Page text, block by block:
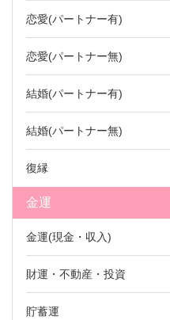
恋愛(パートナー有)
恋愛(パートナー無)
結婚(パートナー有)
結婚(パートナー無)
復縁
金運
金運(現金・収入)
財運・不動産・投資
貯蓄運